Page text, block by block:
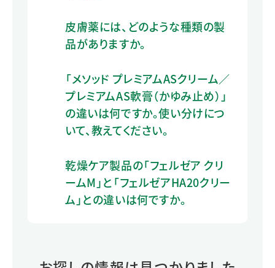
皮膚薬には、どのような種類の製
品がありますか。
「メソッド プレミアムASクリーム／
プレミアムAS軟膏（かゆみ止め）」
の違いは何ですか。使い分けにつ
いて、教えてください。
乾燥ケア製品の「フェルゼア クリ
ームM」と「フェルゼアHA20クリー
ム」との違いは何ですか。